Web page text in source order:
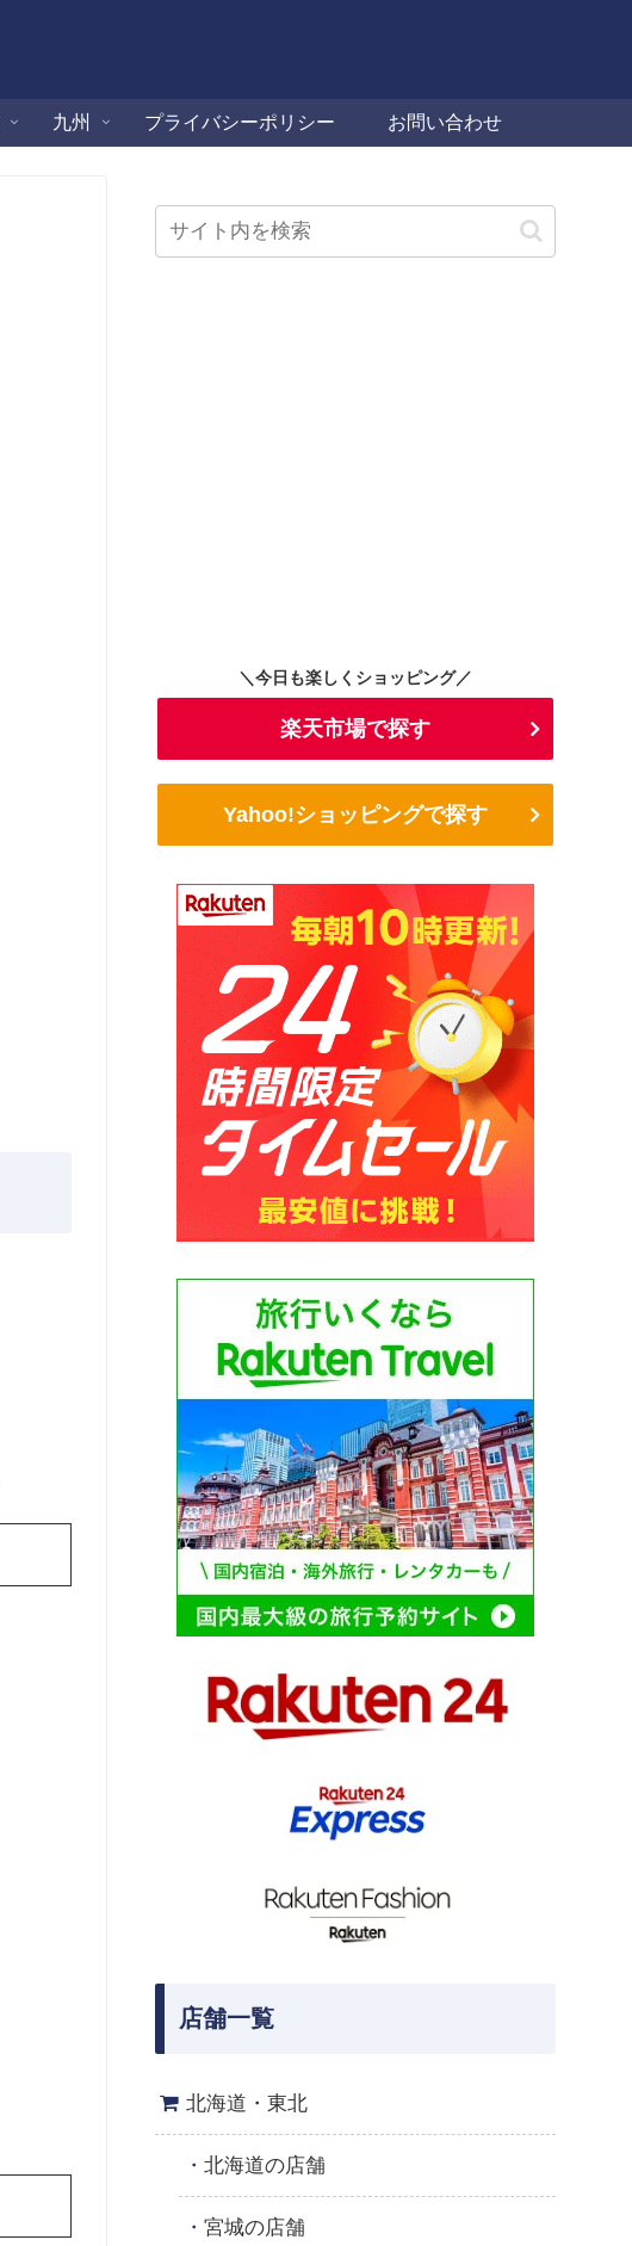
九州 プライバシーポリシー お問い合わせ
＼今日も楽しくショッピング／
楽天市場で探す
Yahoo!ショッピングで探す
店舗一覧
北海道・東北
北海道の店舗
宮城の店舗